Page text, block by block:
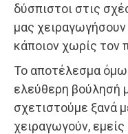
δύσπιστοι στις
μας
κάποιον χωρίς τον
Το αποτέλεσμα
ελεύθερη βούλησή
σχετιστούμε ξανά
χειραγωγούν,